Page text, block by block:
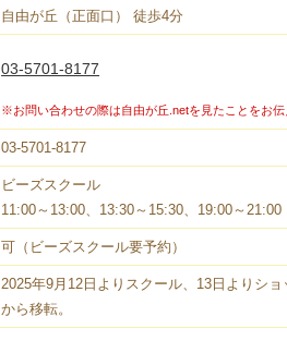
自由が丘（正面口） 徒歩4分
03-5701-8177
※お問い合わせの際は自由が丘.netを見たことをお
03-5701-8177
ビーズスクール
11:00～13:00、13:30～15:30、19:00～
可（ビーズスクール要予約）
2025年9月12日よりスクール、13日よりシ
から移転。